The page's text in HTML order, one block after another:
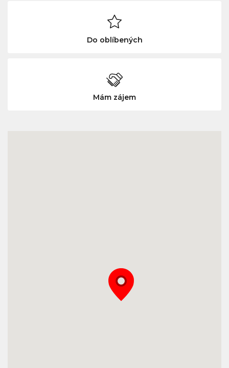
Do oblíbených
Mám zájem